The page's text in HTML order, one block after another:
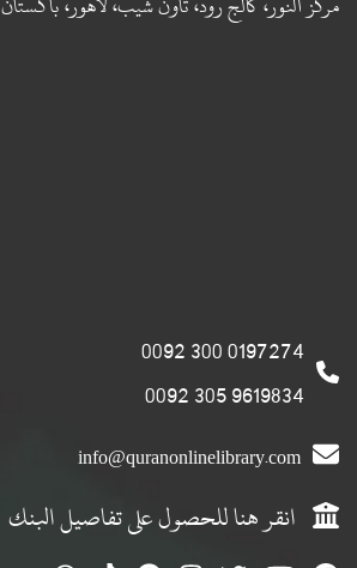
0197274 300 0092
9619834 305 0092
info@quranonlinelibrary.com
انقر هنا للحصول على تفاصيل البنك